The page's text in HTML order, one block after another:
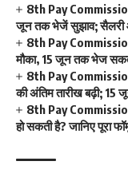
8th Pay Commission
जून तक भेजें सुझाव; सैलरी
8th Pay Commission
मौका, 15 जून तक भेज
8th Pay
की अंतिम तारीख बढ़ी; 15
8th Pay
हो सकती है? जानिए पूरा